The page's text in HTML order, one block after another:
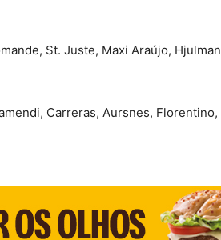
St. Juste, Maxi Araújo,
Carreras, Aursnes,